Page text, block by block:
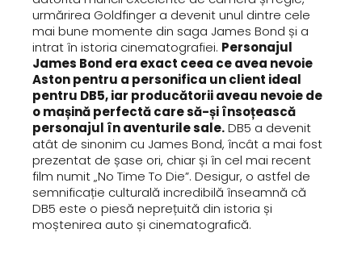
urmărirea Goldfinger a devenit unul dintre cele
mai bune momente din saga James Bond și a
intrat în istoria cinematografiei. Personajul
James Bond era exact ceea ce avea nevoie
Aston pentru a personifica un client ideal
pentru DB5, iar producătorii aveau nevoie de
o mașină perfectă care să-și însoțească
personajul în aventurile sale.DB5 a devenit
atât de sinonim cu James Bond, încât a mai fost
prezentat de șase ori, chiar și în cel mai recent
film numit „No Time To Die”. Desigur, o astfel de
semnificație culturală incredibilă înseamnă că
DB5 este o piesă neprețuită din istoria și
moștenirea auto și cinematografică.